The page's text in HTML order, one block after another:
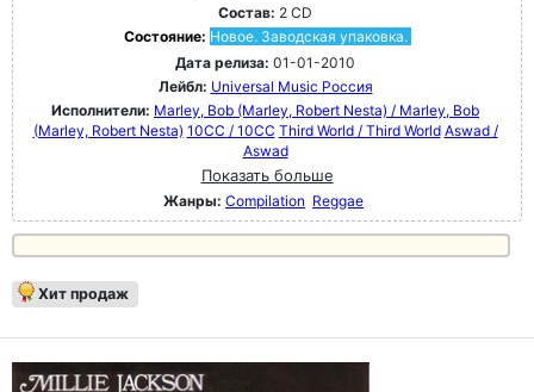
Состав: 2 CD
Состояние: Новое. Заводская упаковка.
Дата релиза: 01-01-2010
Лейбл: Universal Music Россия
Исполнители: Marley, Bob (Marley, Robert Nesta) / Marley, Bob
(Marley, Robert Nesta) 10CC / 10CC Third World / Third World Aswad /
Aswad
Показать больше
Жанры: Compilation Reggae
Хит продаж